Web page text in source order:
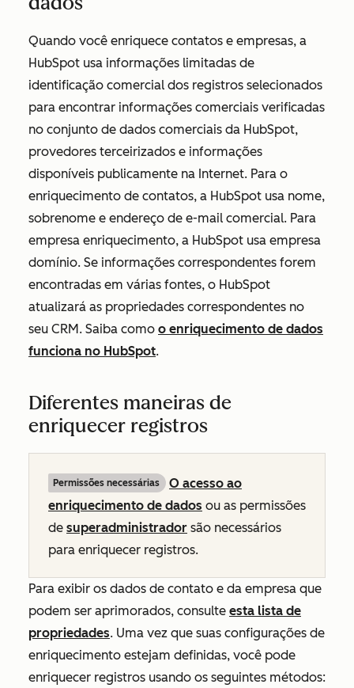
Quando você enriquece contatos e empresas, a
HubSpot usa informações limitadas de
identificação comercial dos registros selecionados
para encontrar informações comerciais verificadas
no conjunto de dados comerciais da HubSpot,
provedores terceirizados e informações
disponíveis publicamente na Internet. Para o
enriquecimento de contatos, a HubSpot usa nome,
sobrenome e endereço de e-mail comercial. Para
empresa enriquecimento, a HubSpot usa empresa
domínio. Se informações correspondentes forem
encontradas em várias fontes, o HubSpot
atualizará as propriedades correspondentes no
seu CRM. Saiba como o enriquecimento de dados
funciona no HubSpot.
Diferentes maneiras de
enriquecer registros
Permissões necessárias
O acesso ao
enriquecimento de dados ou as permissões
de superadministrador são necessários
para enriquecer registros.
Para exibir os dados de contato e da empresa que
podem ser aprimorados, consulte esta lista de
propriedades. Uma vez que suas configurações de
enriquecimento estejam definidas, você pode
enriquecer registros usando os seguintes métodos: